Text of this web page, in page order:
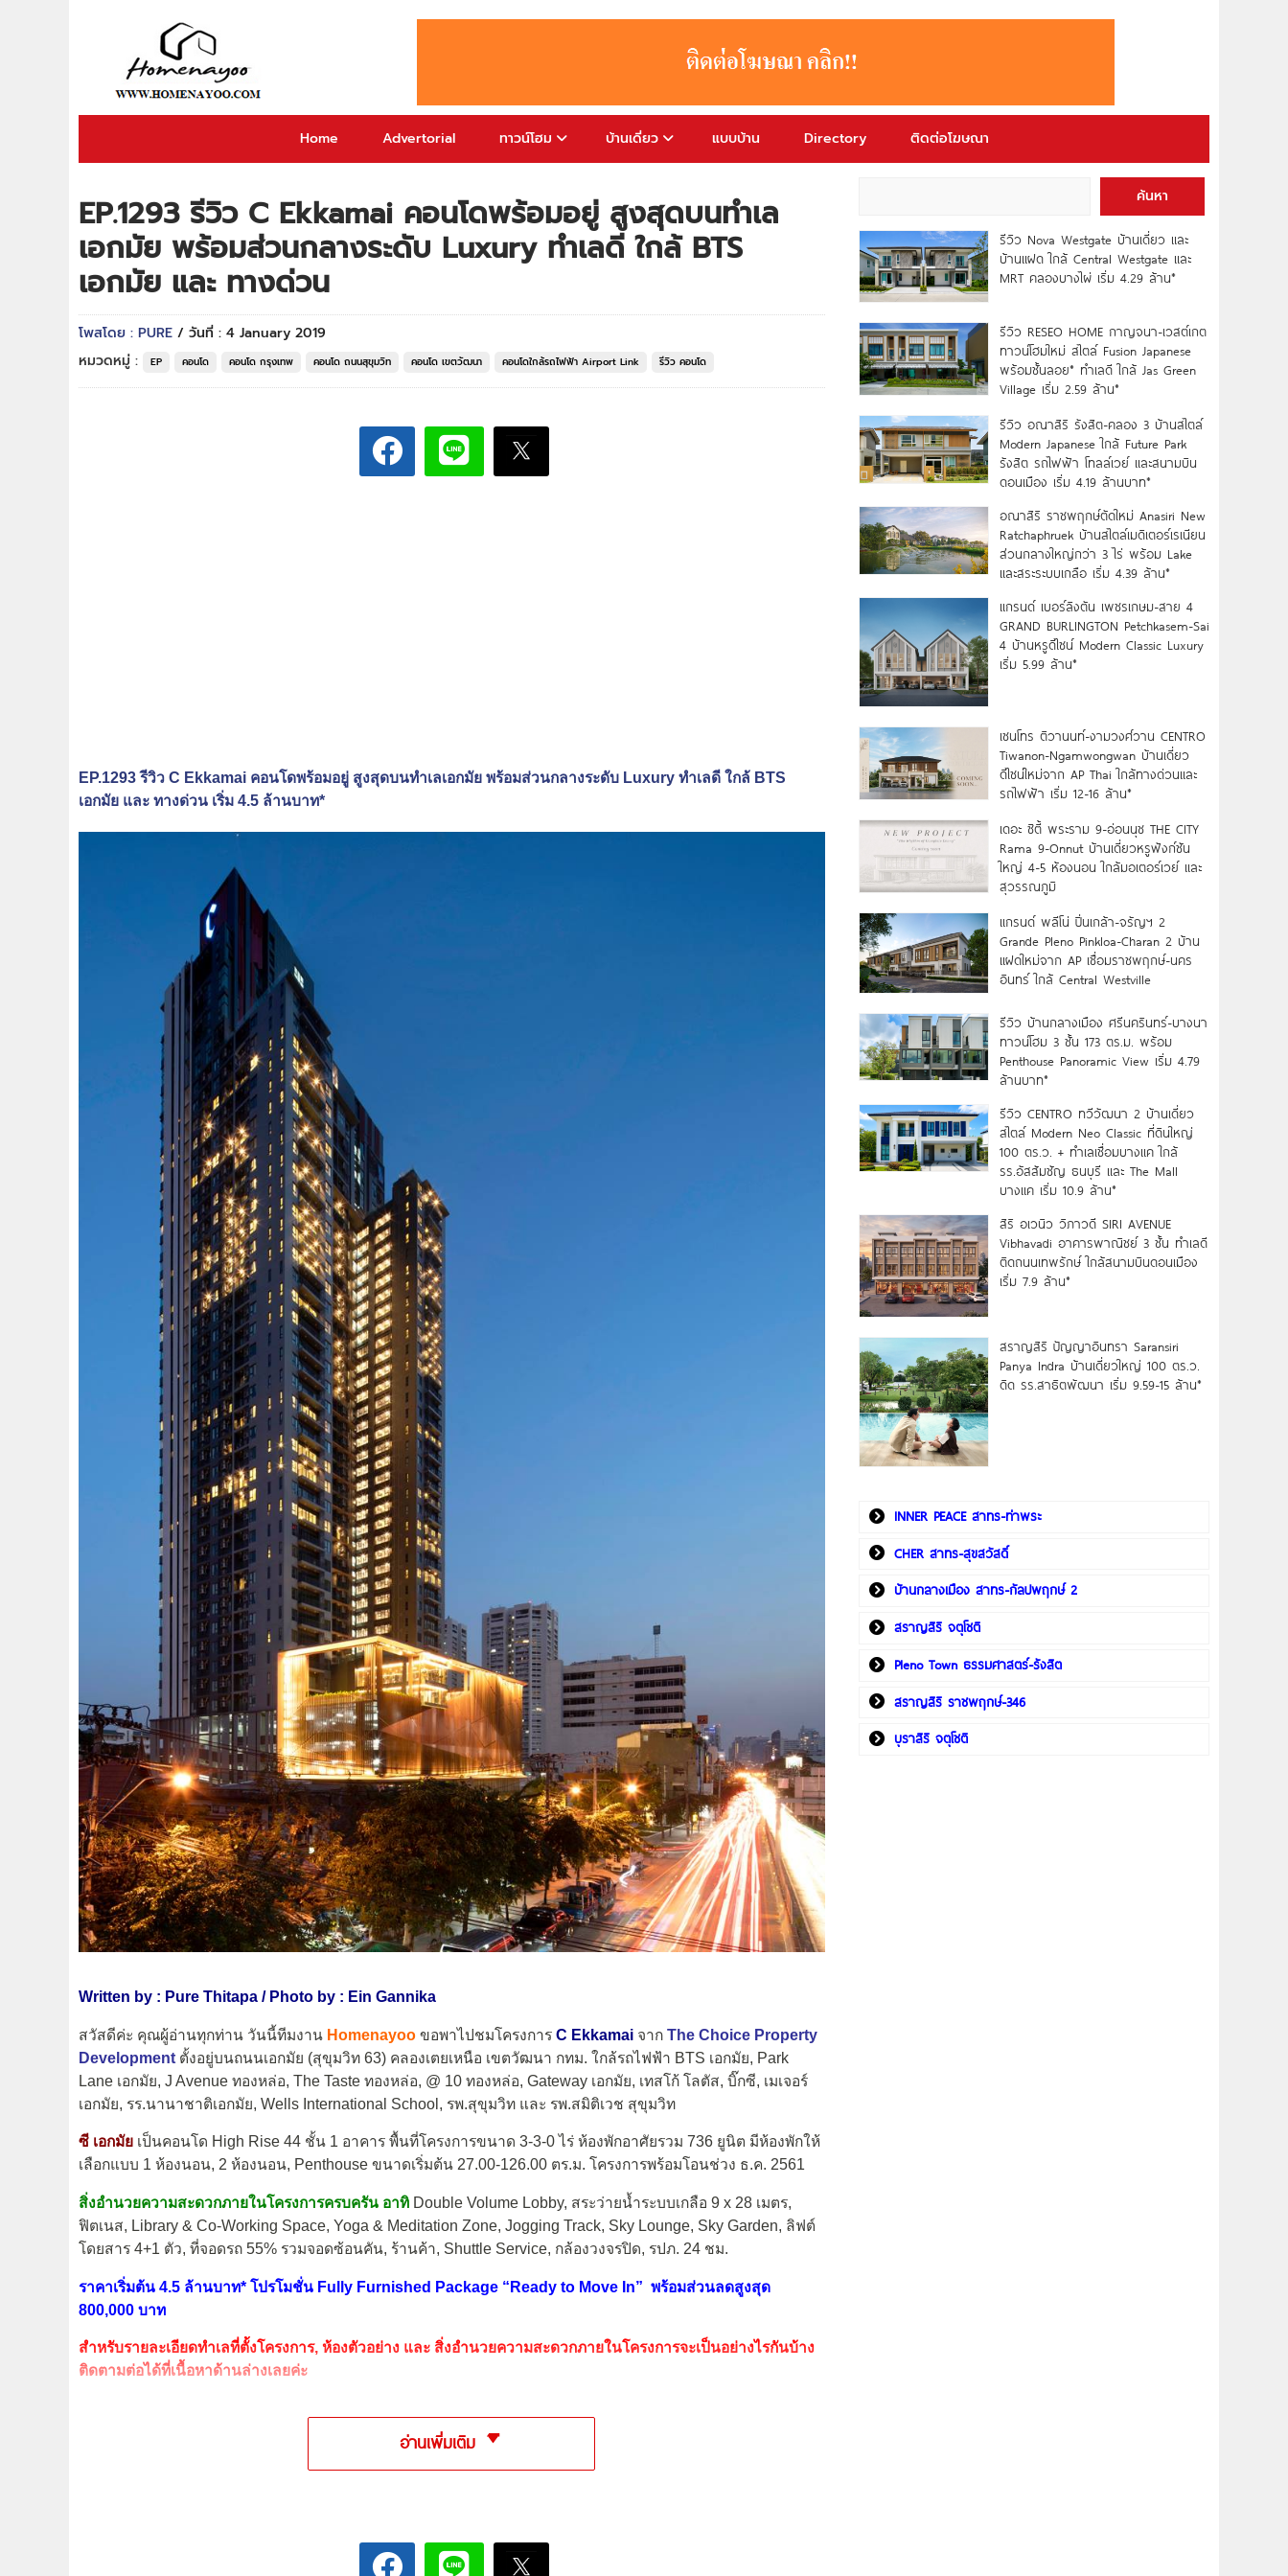
Home Advertorial ทาวน์โฮม บ้านเดี่ยว แบบบ้าน Directory ติดต่อโฆษณา
EP.1293 รีวิว C Ekkamai คอนโดพร้อมอยู่ สูงสุดบนทำเล
เอกมัย‎ พร้อมส่วนกลางระดับ Luxury ทำเลดี ใกล้ BTS
เอกมัย และ ทางด่วน
โพสโดย : PURE / วันที่ : 4 January 2019
หมวดหมู่ :
EP คอนโด คอนโด กรุงเทพ คอนโด ถนนสุขุมวิท คอนโด เขตวัฒนา คอนโดใกล้รถไฟฟ้า Airport Link รีวิว คอนโด
EP.1293 รีวิว C Ekkamai คอนโดพร้อมอยู่ สูงสุดบนทำเลเอกมัย‎ พร้อมส่วนกลางระดับ Luxury ทำเลดี ใกล้ BTS
เอกมัย และ ทางด่วน เริ่ม 4.5 ล้านบาท*
Written by : Pure Thitapa / Photo by : Ein Gannika
สวัสดีค่ะ คุณผู้อ่านทุกท่าน วันนี้ทีมงาน Homenayoo ขอพาไปชมโครงการ C Ekkamai จาก The Choice Property
Development ตั้งอยู่บนถนนเอกมัย (สุขุมวิท 63) คลองเตยเหนือ เขตวัฒนา กทม. ใกล้รถไฟฟ้า BTS เอกมัย, Park
Lane เอกมัย, J Avenue ทองหล่อ, The Taste ทองหล่อ, @ 10 ทองหล่อ, Gateway เอกมัย, เทสโก้ โลตัส, บิ๊กซี, เมเจอร์
เอกมัย, รร.นานาชาติเอกมัย, Wells International School, รพ.สุขุมวิท และ รพ.สมิติเวช สุขุมวิท
ซี เอกมัย เป็นคอนโด High Rise 44 ชั้น 1 อาคาร พื้นที่โครงการขนาด 3-3-0 ไร่ ห้องพักอาศัยรวม 736 ยูนิต มีห้องพักให้
เลือกแบบ 1 ห้องนอน, 2 ห้องนอน, Penthouse ขนาดเริ่มต้น 27.00-126.00 ตร.ม. โครงการพร้อมโอนช่วง ธ.ค. 2561
สิ่งอำนวยความสะดวกภายในโครงการครบครัน อาทิ Double Volume Lobby, สระว่ายน้ำระบบเกลือ 9 x 28 เมตร,
ฟิตเนส, Library & Co-Working Space, Yoga & Meditation Zone, Jogging Track, Sky Lounge, Sky Garden, ลิฟต์
โดยสาร 4+1 ตัว, ที่จอดรถ 55% รวมจอดซ้อนคัน, ร้านค้า, Shuttle Service, กล้องวงจรปิด, รปภ. 24 ชม.
ราคาเริ่มต้น 4.5 ล้านบาท* โปรโมชั่น Fully Furnished Package “Ready to Move In” พร้อมส่วนลดสูงสุด
800,000 บาท
สำหรับรายละเอียดทำเลที่ตั้งโครงการ, ห้องตัวอย่าง และ สิ่งอำนวยความสะดวกภายในโครงการจะเป็นอย่างไรกันบ้าง
ติดตามต่อได้ที่เนื้อหาด้านล่างเลยค่ะ
อ่านเพิ่มเติม
ค้นหา
รีวิว Nova Westgate บ้านเดี่ยว และ
บ้านแฝด ใกล้ Central Westgate และ
MRT คลองบางไผ่ เริ่ม 4.29 ล้าน*
รีวิว RESEO HOME กาญจนา-เวสต์เกต
ทาวน์โฮมใหม่ สไตล์ Fusion Japanese
พร้อมชั้นลอย* ทำเลดี ใกล้ Jas Green
Village เริ่ม 2.59 ล้าน*
รีวิว อณาสิริ รังสิต-คลอง 3 บ้านสไตล์
Modern Japanese ใกล้ Future Park
รังสิต รถไฟฟ้า โทลล์เวย์ และสนามบิน
ดอนเมือง เริ่ม 4.19 ล้านบาท*
อณาสิริ ราชพฤกษ์ตัดใหม่ Anasiri New
Ratchaphruek บ้านสไตล์เมดิเตอร์เรเนียน
ส่วนกลางใหญ่กว่า 3 ไร่ พร้อม Lake
และสระระบบเกลือ เริ่ม 4.39 ล้าน*
แกรนด์ เบอร์ลิงตัน เพชรเกษม-สาย 4
GRAND BURLINGTON Petchkasem-Sai
4 บ้านหรูดีไซน์ Modern Classic Luxury
เริ่ม 5.99 ล้าน*
เซนโทร ติวานนท์-งามวงศ์วาน CENTRO
Tiwanon-Ngamwongwan บ้านเดี่ยว
ดีไซน์ใหม่จาก AP Thai ใกล้ทางด่วนและ
รถไฟฟ้า เริ่ม 12-16 ล้าน*
เดอะ ซิตี้ พระราม 9-อ่อนนุช THE CITY
Rama 9-Onnut บ้านเดี่ยวหรูฟังก์ชัน
ใหญ่ 4-5 ห้องนอน ใกล้มอเตอร์เวย์ และ
สุวรรณภูมิ
แกรนด์ พลีโน่ ปิ่นเกล้า-จรัญฯ 2
Grande Pleno Pinkloa-Charan 2 บ้าน
แฝดใหม่จาก AP เชื่อมราชพฤกษ์-นคร
อินทร์ ใกล้ Central Westville
รีวิว บ้านกลางเมือง ศรีนครินทร์-บางนา
ทาวน์โฮม 3 ชั้น 173 ตร.ม. พร้อม
Penthouse Panoramic View เริ่ม 4.79
ล้านบาท*
รีวิว CENTRO ทวีวัฒนา 2 บ้านเดี่ยว
สไตล์ Modern Neo Classic ที่ดินใหญ่
100 ตร.ว. + ทำเลเชื่อมบางแค ใกล้
รร.อัสสัมชัญ ธนบุรี และ The Mall
บางแค เริ่ม 10.9 ล้าน*
สิริ อเวนิว วิภาวดี SIRI AVENUE
Vibhavadi อาคารพาณิชย์ 3 ชั้น ทำเลดี
ติดถนนเทพรักษ์ ใกล้สนามบินดอนเมือง
เริ่ม 7.9 ล้าน*
สราญสิริ ปัญญาอินทรา Saransiri
Panya Indra บ้านเดี่ยวใหญ่ 100 ตร.ว.
ดิด รร.สาธิตพัฒนา เริ่ม 9.59-15 ล้าน*
INNER PEACE สาทร-ท่าพระ
CHER สาทร-สุขสวัสดิ์
บ้านกลางเมือง สาทร-กัลปพฤกษ์ 2
สราญสิริ จตุโชติ
Pleno Town ธรรมศาสตร์-รังสิต
สราญสิริ ราชพฤกษ์-346
บุราสิริ จตุโชติ